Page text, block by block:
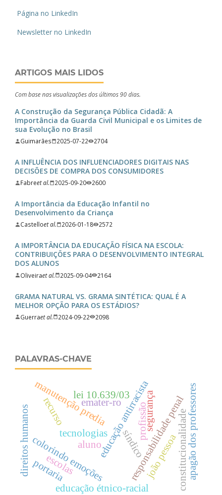
Página no LinkedIn
Newsletter no LinkedIn
ARTIGOS MAIS LIDOS
Com base nas visualizações dos últimos 90 dias.
A Construção da Segurança Pública Cidadã: A
Importância da Guarda Civil Municipal e os Limites de
sua Evolução no Brasil
Guimarães 2025-07-22 2704
A INFLUÊNCIA DOS INFLUENCIADORES DIGITAIS NAS
DECISÕES DE COMPRA DOS CONSUMIDORES
Fabreet al. 2025-09-20 2600
A Importância da Educação Infantil no
Desenvolvimento da Criança
Castelloet al. 2026-01-18 2572
A IMPORTÂNCIA DA EDUCAÇÃO FÍSICA NA ESCOLA:
CONTRIBUIÇÕES PARA O DESENVOLVIMENTO INTEGRAL
DOS ALUNOS
Oliveiraet al. 2025-09-04 2164
GRAMA NATURAL VS. GRAMA SINTÉTICA: QUAL É A
MELHOR OPÇÃO PARA OS ESTÁDIOS?
Guerraet al. 2024-09-22 2098
PALAVRAS-CHAVE
colorindo emoçõeseducação antirracista
tecnologias
aluno
síndico
manutenção predia responsabilidade penalapagão dos professores
educação étnico-racial
lei 10.639/03
direitos humanos joão pessoa
escolas
emater-ro
portaria
profissãosegurança
recurso constitucionalidade